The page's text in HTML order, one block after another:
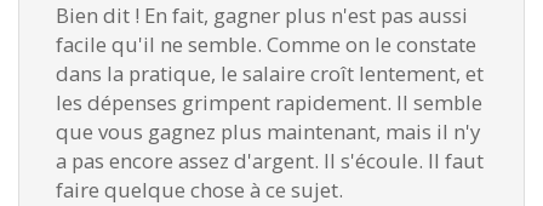
Bien dit ! En fait, gagner plus n'est pas aussi
facile qu'il ne semble. Comme on le constate
dans la pratique, le salaire croît lentement, et
les dépenses grimpent rapidement. Il semble
que vous gagnez plus maintenant, mais il n'y
a pas encore assez d'argent. Il s'écoule. Il faut
faire quelque chose à ce sujet.